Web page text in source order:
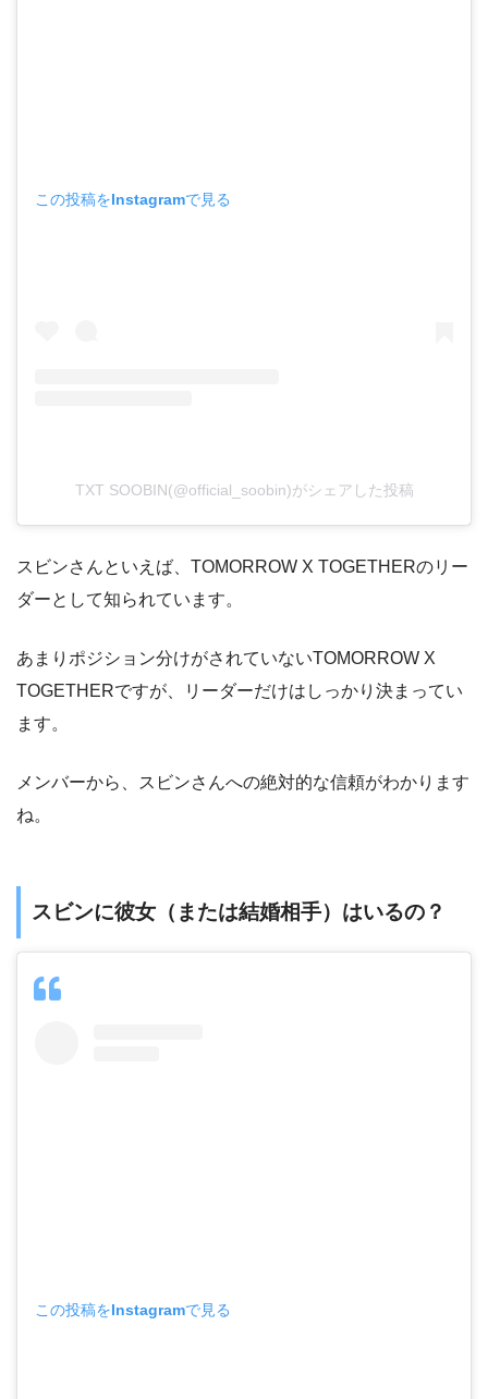
この投稿をInstagramで見る
TXT SOOBIN(@official_soobin)がシェアした投稿
スビンさんといえば、TOMORROW X TOGETHERのリー
ダーとして知られています。
あまりポジション分けがされていないTOMORROW X
TOGETHERですが、リーダーだけはしっかり決まってい
ます。
メンバーから、スビンさんへの絶対的な信頼がわかります
ね。
スビンに彼女（または結婚相手）はいるの？
この投稿をInstagramで見る